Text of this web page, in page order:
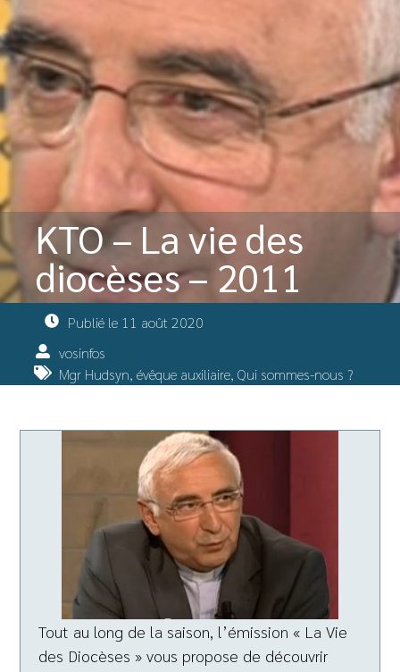
KTO – La vie des
diocèses – 2011
Publié le 11 août 2020
vosinfos
Mgr Hudsyn, évêque auxiliaire, Qui sommes-nous ?
Tout au long de la saison, l’émission « La Vie
des Diocèses » vous propose de découvrir